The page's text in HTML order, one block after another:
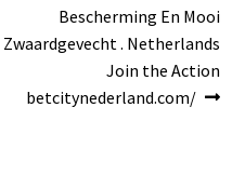
Next
post:
Bescherming En Mooi
Zwaardgevecht . Netherlands
Join the Action
betcitynederland.com/